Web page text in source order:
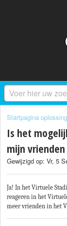
Startpagina oplossing
Is het
mijn
Gewijzigd op: Vr, 5
Ja! In het Virtuele
reageren in het
meer vrienden in het